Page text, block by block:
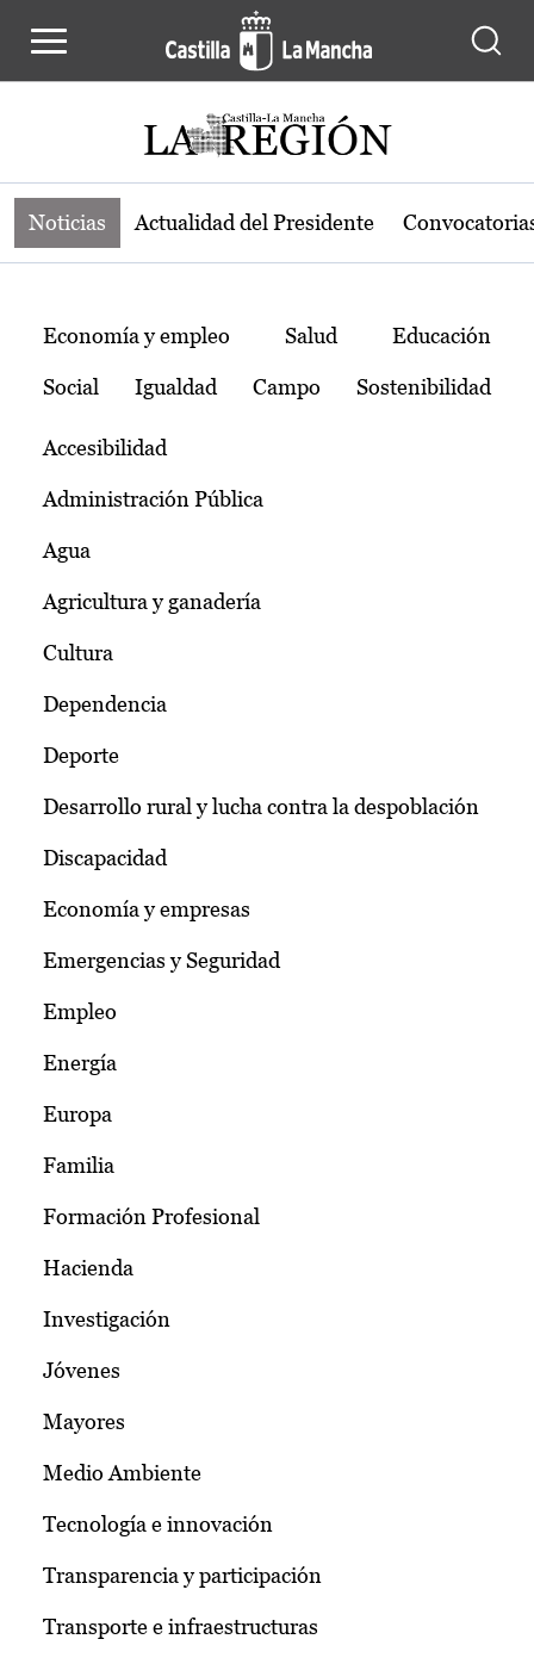
Noticias de la región de Castilla-La
Noticias Actualidad del Presidente
Temas
Economía y empleo Salud Educación
Social Igualdad Campo Sostenibilidad
Accesibilidad
Administración Pública
Agua
Agricultura y ganadería
Cultura
Dependencia
Deporte
Desarrollo rural y lucha contra la despoblación
Discapacidad
Economía y empresas
Emergencias y Seguridad
Empleo
Energía
Europa
Familia
Formación Profesional
Hacienda
Investigación
Jóvenes
Mayores
Medio Ambiente
Tecnología e innovación
Transparencia y participación
Transporte e infraestructuras